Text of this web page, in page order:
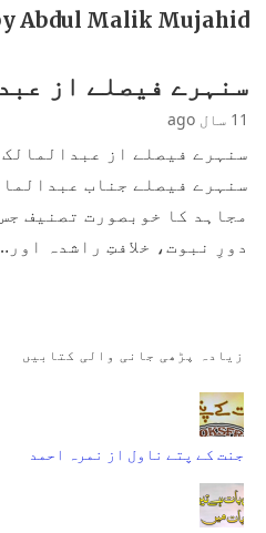
Abdul Malik Mujahid
سنہرے فیصلے از
11 سال ago
سنہرے فیصلے از عبدالمالک
سنہرے فیصلے جناب
مجاہد کا خوبصورت تصنیف
دورِ نبوت، خلافتِ راشدہ
زیادہ پڑھی جانی والی کتابیں
جنت کے پتے ناول از نمرہ احمد